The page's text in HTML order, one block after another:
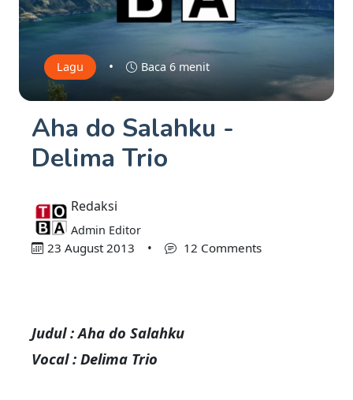
Lagu • Baca 6 menit
Aha do Salahku -
Delima Trio
Redaksi
Admin Editor
23 August 2013 • 12 Comments
Judul : Aha do Salahku
Vocal : Delima Trio